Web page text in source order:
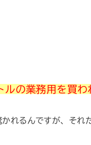
の業務用を買わ
れるんですが、それ